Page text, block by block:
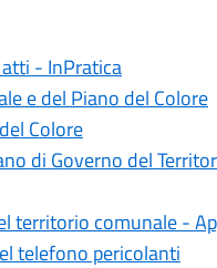
- InPratica
e del Piano del Colore
Colore
di Governo del
territorio comunale -
telefono pericolanti